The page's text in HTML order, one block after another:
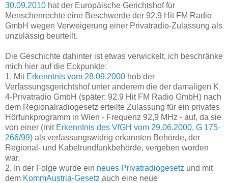
30.09.2010 hat der Europäische Gerichtshof für
Menschenrechte eine Beschwerde der 92.9 Hit FM Radio
GmbH wegen Verweigerung einer Privatradio-Zulassung als
unzulässig beurteilt.
Die Geschichte dahinter ist etwas verwickelt, ich beschränke
mich hier auf die Eckpunkte:
1. Mit Erkenntnis vom 28.09.2000 hob der
Verfassungsgerichtshof unter anderem die der damaligen K
4-Privatradio GmbH (später: 92.9 Hit FM Radio GmbH) nach
dem Regionalradiogesetz erteilte Zulassung für ein privates
Hörfunkprogramm in Wien - Frequenz 92,9 MHz - auf, da sie
von einer (mit Erkenntnis des VfGH vom 29.06.2000, G 175-
266/99) als verfassungswidrig erkannten Behörde, der
Regional- und Kabelrundfunkbehörde, vergeben worden
war.
2. In der Folge wurde ein neues Privatradiogesetz und mit
dem KommAustria-Gesetz auch eine neue